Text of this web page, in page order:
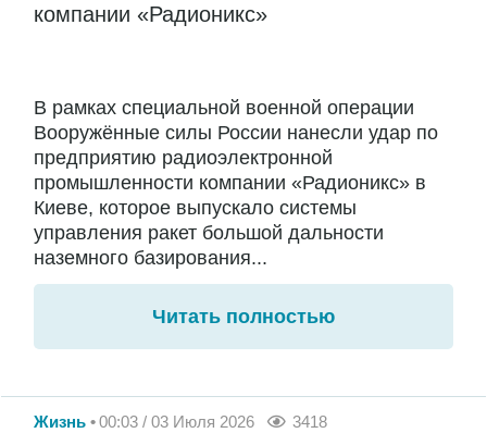
компании «Радионикс»
В рамках специальной военной операции
Вооружённые силы России нанесли удар по
предприятию радиоэлектронной
промышленности компании «Радионикс» в
Киеве, которое выпускало системы
управления ракет большой дальности
наземного базирования...
Читать полностью
Жизнь 00:03 / 03 Июля 2026 3418